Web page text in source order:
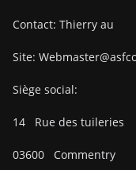
Contact: Thierry
Site:
Siège social:
14 Rue des tuileries
03600 Commentry